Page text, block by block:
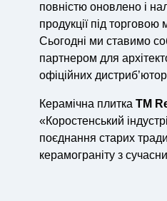
повністю оновлено і
продукції під торговою
Сьогодні ми ставимо
партнером для
офіційних
Керамічна плитка ТМ
«Коростенський
поєднання старих
керамограніту з